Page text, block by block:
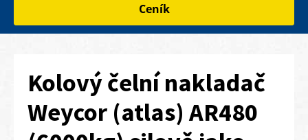
Ceník
Kolový čelní nakladač
Weycor (atlas) AR480